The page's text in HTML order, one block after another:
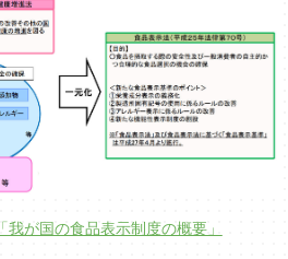
が国の食品表示制度の概要」